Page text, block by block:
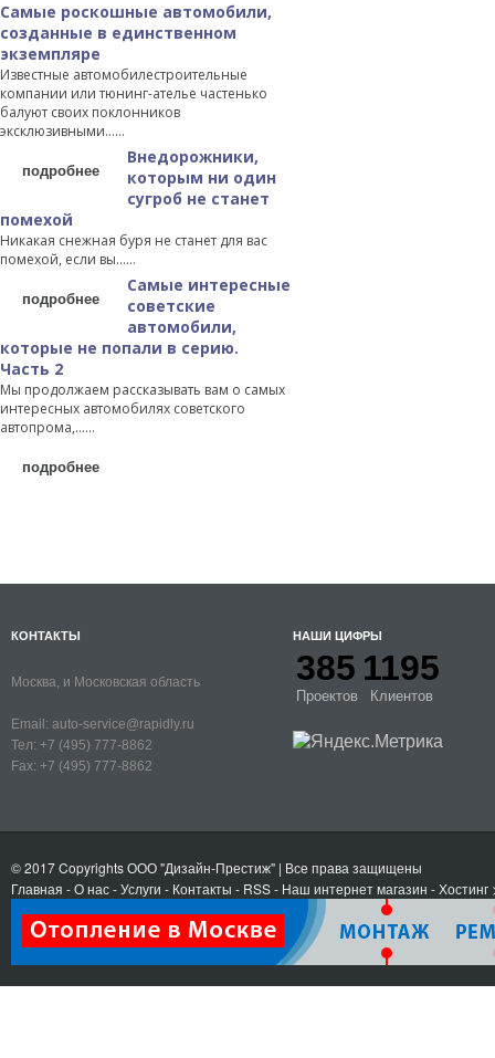
Самые роскошные автомобили,
созданные в единственном
экземпляре
Известные автомобилестроительные
компании или тюнинг-ателье частенько
балуют своих поклонников
эксклюзивными…...
подробнее
Внедорожники,
которым ни один
сугроб не станет
помехой
Никакая снежная буря не станет для вас
помехой, если вы…...
подробнее
Самые интересные
советские
автомобили,
которые не попали в серию.
Часть 2
Мы продолжаем рассказывать вам о самых
интересных автомобилях советского
автопрома,…...
подробнее
КОНТАКТЫ
Москва, и Московская область
Email: auto-service@rapidly.ru
Тел: +7 (495) 777-8862
Fax: +7 (495) 777-8862
НАШИ ЦИФРЫ
385
Проектов
1195
Клиентов
© 2017 CopyrightsООО "Дизайн-Престиж" | Все права защищены
Главная -О нас-Услуги - Контакты - RSS- Наш интернет магазин -Хостинг